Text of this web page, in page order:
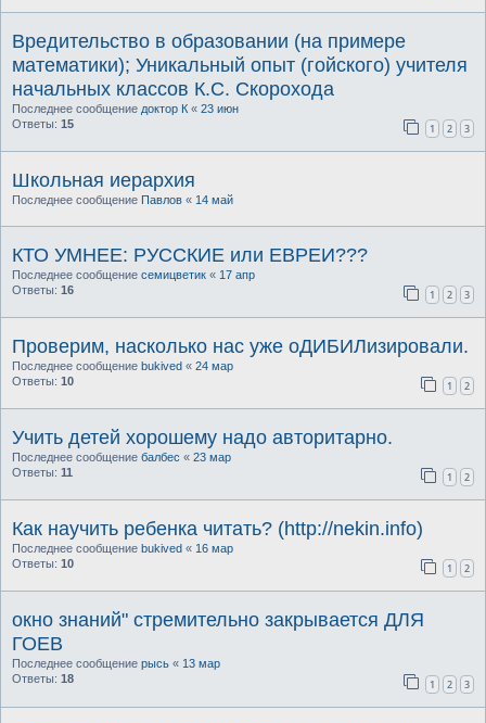
Вредительство в образовании (на примере
математики); Уникальный опыт (гойского) учителя
начальных классов К.С. Скорохода
Последнее сообщение доктор К « 23 июн
Ответы: 15 1 2 3
Школьная иерархия
Последнее сообщение Павлов « 14 май
КТО УМНЕЕ: РУССКИЕ или ЕВРЕИ???
Последнее сообщение семицветик « 17 апр
Ответы: 16 1 2 3
Проверим, насколько нас уже оДИБИЛизировали.
Последнее сообщение bukived « 24 мар
Ответы: 10 1 2
Учить детей хорошему надо авторитарно.
Последнее сообщение балбес « 23 мар
Ответы: 11 1 2
Как научить ребенка читать? (http://nekin.info)
Последнее сообщение bukived « 16 мар
Ответы: 10 1 2
окно знаний" стремительно закрывается ДЛЯ
ГОЕВ
Последнее сообщение рысь « 13 мар
Ответы: 18 1 2 3